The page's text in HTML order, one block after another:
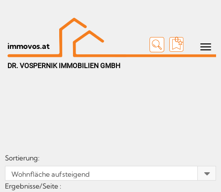
Toggle
immovos.at
0
DR. VOSPERNIK IMMOBILIEN GMBH
Sortierung:
Ergebnisse/Seite :